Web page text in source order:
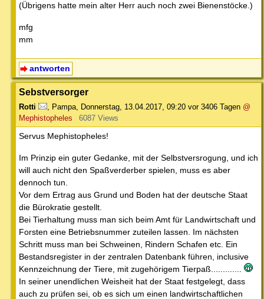
(Übrigens hatte mein alter Herr auch noch zwei Bienenstöcke.)
mfg
mm
antworten
Sebstversorger
Rotti Pampa Donnerstag, 13.04.2017, 09:20 vor 3406 Tagen @
Mephistopheles
6087 Views
Servus Mephistopheles!
Im Prinzip ein guter Gedanke, mit der Selbstversrogung, und ich
will auch nicht den Spaßverderber spielen, muss es aber
dennoch tun.
Vor dem Ertrag aus Grund und Boden hat der deutsche Staat
die Bürokratie gestellt.
Bei Tierhaltung muss man sich beim Amt für Landwirtschaft und
Forsten eine Betriebsnummer zuteilen lassen. Im nächsten
Schritt muss man bei Schweinen, Rindern Schafen etc. Ein
Bestandsregister in der zentralen Datenbank führen, inclusive
Kennzeichnung der Tiere, mit zugehörigem Tierpaß.............
In seiner unendlichen Weisheit hat der Staat festgelegt, dass
auch zu prüfen sei, ob es sich um einen landwirtschaftlichen